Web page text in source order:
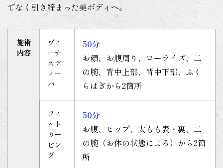
でなく引き締まった美ボディへ。
施術
内容
ヴィ
ーナ
スデ
ィー
バ
50分
お顔、お腹周り、ローライズ、二
の腕、背中上部、背中下部、ふく
らはぎから2箇所
フィ
ット
カー
ビン
グ
50分
お腹、ヒップ、太もも表・裏、二
の腕（お体の状態による）から2箇
所